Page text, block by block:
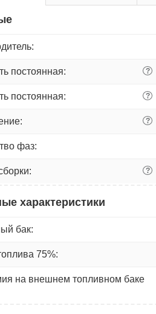
постоянная: ?
постоянная: ?
?
фаз:
?
характеристики
бак:
75%:
на внешнем топливном баке